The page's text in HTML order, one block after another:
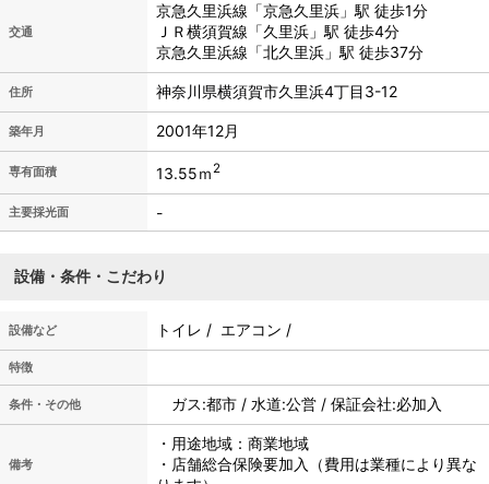
交通
京急久里浜線「京急久里浜」駅 徒歩1分
ＪＲ横須賀線「久里浜」駅 徒歩4分
京急久里浜線「北久里浜」駅 徒歩37分
住所 神奈川県横須賀市久里浜4丁目3-12
築年月 2001年12月
専有面積 13.55ｍ2
主要採光面 -
設備・条件・こだわり
設備など トイレ / エアコン /
特徴
条件・その他 ガス:都市 / 水道:公営 / 保証会社:必加入
備考
・用途地域：商業地域
・店舗総合保険要加入（費用は業種により異な